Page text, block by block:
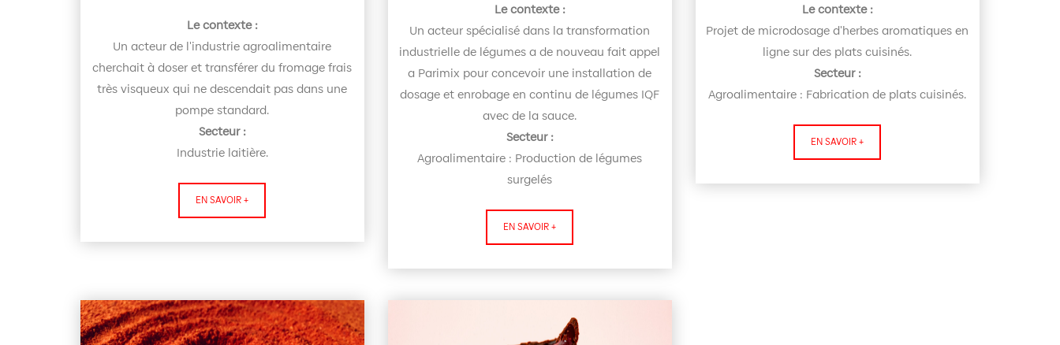
Le contexte :
Un acteur de l'industrie agroalimentaire
cherchait à doser et transférer du fromage frais
très visqueux qui ne descendait pas dans une
pompe standard.
Secteur :
Industrie laitière.
EN SAVOIR +
Le contexte :
Un acteur spécialisé dans la transformation
industrielle de légumes a de nouveau fait appel
a Parimix pour concevoir une installation de
dosage et enrobage en continu de légumes IQF
avec de la sauce.
Secteur :
Agroalimentaire : Production de légumes
surgelés
EN SAVOIR +
Le contexte :
Projet de microdosage d'herbes aromatiques en
ligne sur des plats cuisinés.
Secteur :
Agroalimentaire : Fabrication de plats cuisinés.
EN SAVOIR +